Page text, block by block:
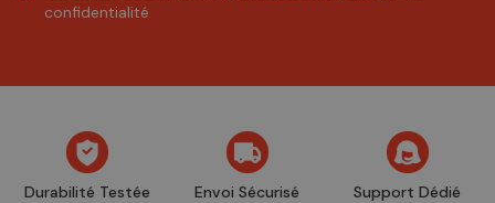
confidentialité
Durabilité Testée Envoi Sécurisé Support Dédié